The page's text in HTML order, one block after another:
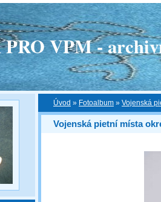
VPM -
Úvod » Fotoalbum » Vojenská
Vojenská pietní místa